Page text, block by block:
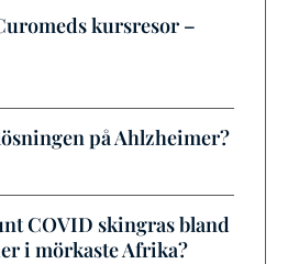
kursresor –
på Ahlzheimer?
COVID skingras bland
i mörkaste Afrika?